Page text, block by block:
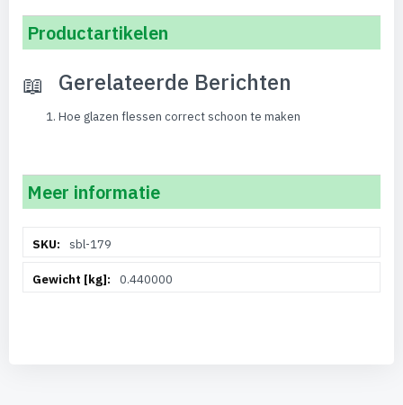
Productartikelen
Gerelateerde Berichten
Hoe glazen flessen correct schoon te maken
Meer informatie
informatiesbl-179
0.440000